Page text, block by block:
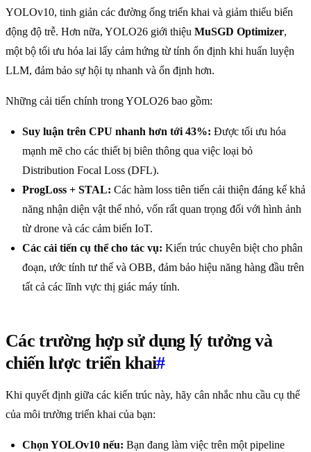
YOLOv10, tinh giản các đường ống triển khai và giảm thiểu biến
động độ trễ. Hơn nữa, YOLO26 giới thiệu MuSGD Optimizer,
một bộ tối ưu hóa lai lấy cảm hứng từ tính ổn định khi huấn luyện
LLM, đảm bảo sự hội tụ nhanh và ổn định hơn.
Những cải tiến chính trong YOLO26 bao gồm:
Suy luận trên CPU nhanh hơn tới 43%: Được tối ưu hóa
mạnh mẽ cho các thiết bị biên thông qua việc loại bỏ
Distribution Focal Loss (DFL).
ProgLoss + STAL: Các hàm loss tiên tiến cải thiện đáng kể khả
năng nhận diện vật thể nhỏ, vốn rất quan trọng đối với hình ảnh
từ drone và các cảm biến IoT.
Các cải tiến cụ thể cho tác vụ: Kiến trúc chuyên biệt cho phân
đoạn, ước tính tư thế và OBB, đảm bảo hiệu năng hàng đầu trên
tất cả các lĩnh vực thị giác máy tính.
Các trường hợp sử dụng lý tưởng và
chiến lược triển khai#
Khi quyết định giữa các kiến trúc này, hãy cân nhắc nhu cầu cụ thể
của môi trường triển khai của bạn:
Chọn YOLOv10 nếu: Bạn đang làm việc trên một pipeline